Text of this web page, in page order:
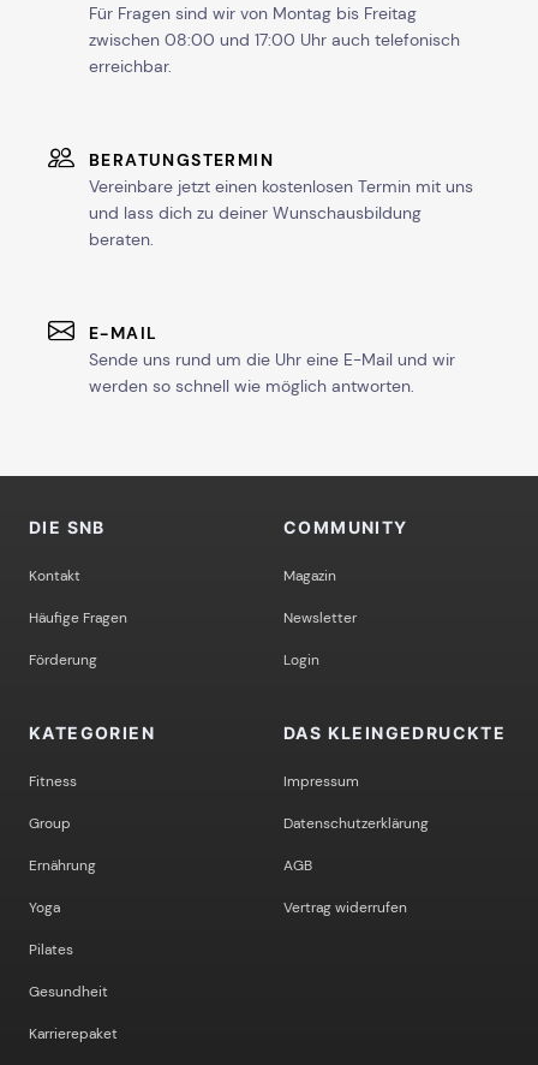
Für Fragen sind wir von Montag bis Freitag
zwischen 08:00 und 17:00 Uhr auch telefonisch
erreichbar.
BERATUNGSTERMIN
Vereinbare jetzt einen kostenlosen Termin mit uns
und lass dich zu deiner Wunschausbildung
beraten.
E-MAIL
Sende uns rund um die Uhr eine E-Mail und wir
werden so schnell wie möglich antworten.
DIE SNB
Kontakt
Häufige Fragen
Förderung
COMMUNITY
Magazin
Newsletter
Login
KATEGORIEN
Fitness
Group
Ernährung
Yoga
Pilates
Gesundheit
Karrierepaket
DAS KLEINGEDRUCKTE
Impressum
Datenschutzerklärung
AGB
Vertrag widerrufen